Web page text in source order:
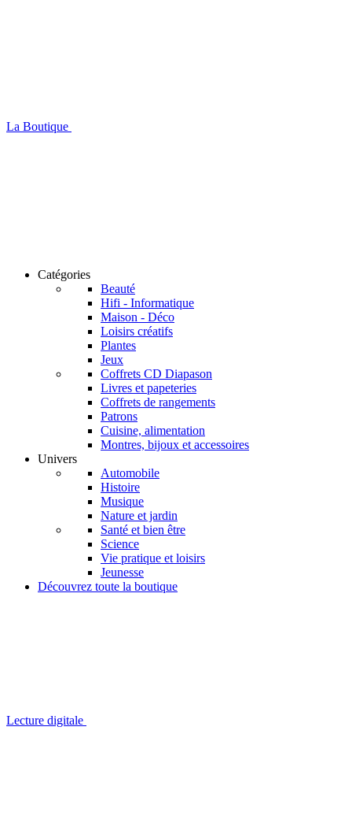
La Boutique
Catégories
Beauté
Hifi - Informatique
Maison - Déco
Loisirs créatifs
Plantes
Jeux
Coffrets CD Diapason
Livres et papeteries
Coffrets de rangements
Patrons
Cuisine, alimentation
Montres, bijoux et accessoires
Univers
Automobile
Histoire
Musique
Nature et jardin
Santé et bien être
Science
Vie pratique et loisirs
Jeunesse
Découvrez toute la boutique
Lecture digitale